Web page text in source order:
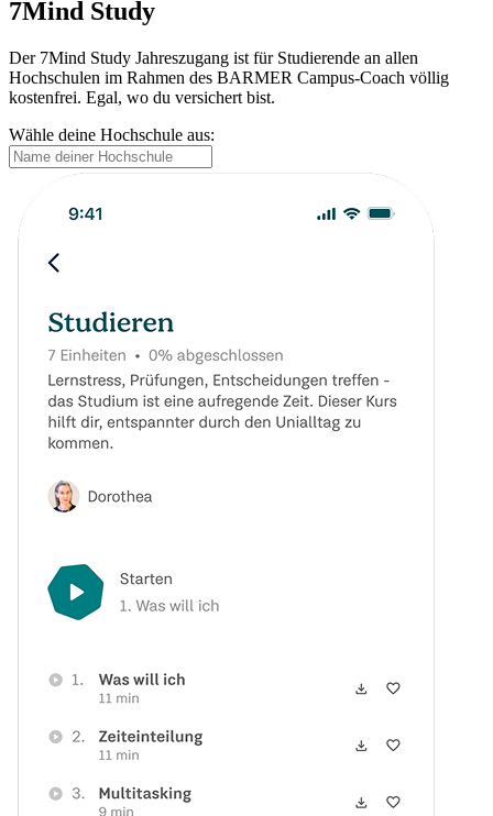
7Mind Study
Der 7Mind Study Jahreszugang ist für Studierende an allen
Hochschulen im Rahmen des BARMER Campus-Coach völlig
kostenfrei. Egal, wo du versichert bist.
Wähle deine Hochschule aus: